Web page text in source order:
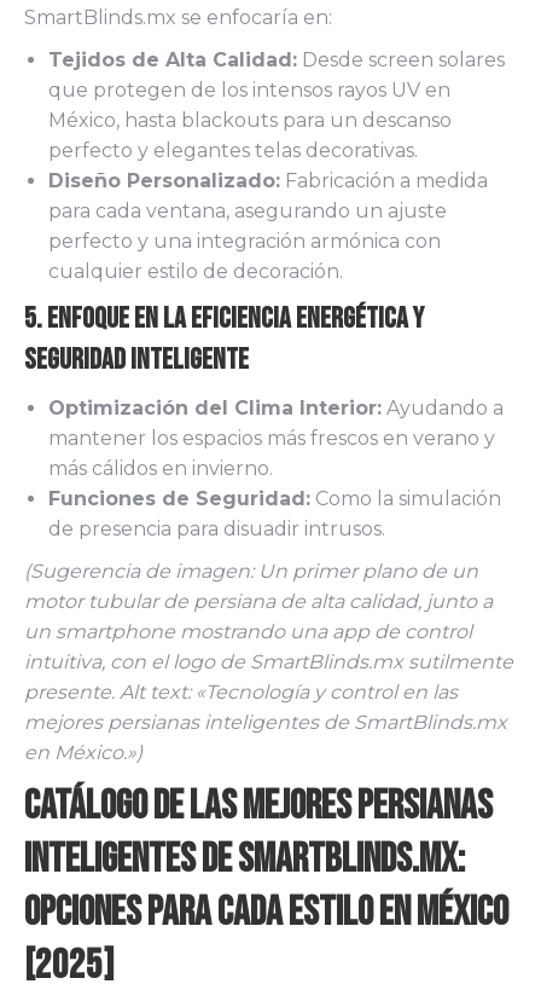
SmartBlinds.mx se enfocaría en:
Tejidos de Alta Calidad: Desde screen solares
que protegen de los intensos rayos UV en
México, hasta blackouts para un descanso
perfecto y elegantes telas decorativas.
Diseño Personalizado: Fabricación a medida
para cada ventana, asegurando un ajuste
perfecto y una integración armónica con
cualquier estilo de decoración.
5. Enfoque en la Eficiencia Energética y
Seguridad Inteligente
Optimización del Clima Interior: Ayudando a
mantener los espacios más frescos en verano y
más cálidos en invierno.
Funciones de Seguridad: Como la simulación
de presencia para disuadir intrusos.
(Sugerencia de imagen: Un primer plano de un
motor tubular de persiana de alta calidad, junto a
un smartphone mostrando una app de control
intuitiva, con el logo de SmartBlinds.mx sutilmente
presente. Alt text: «Tecnología y control en las
mejores persianas inteligentes de SmartBlinds.mx
en México.»)
Catálogo de las Mejores Persianas
Inteligentes de SmartBlinds.mx:
Opciones para Cada Estilo en México
[2025]